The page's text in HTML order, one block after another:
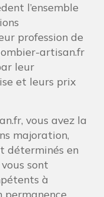
l’ensemble
profession de
artisan.fr
leur
et leurs prix
vous avez la
majoration,
déterminés en
sont
à